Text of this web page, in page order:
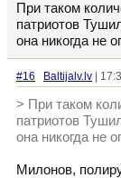
При таком
патриотов
она никогда не
#16 Baltijalv.lv |
> При таком
патриотов
она никогда не
Милонов,